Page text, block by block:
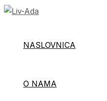
Skip
NASLOVNICA
O NAMA